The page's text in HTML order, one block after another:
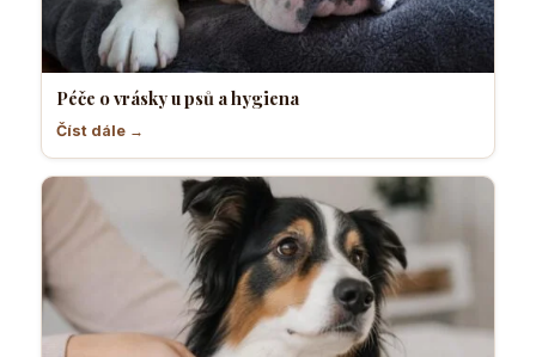
Péče o vrásky u psů a hygiena
Číst dále →